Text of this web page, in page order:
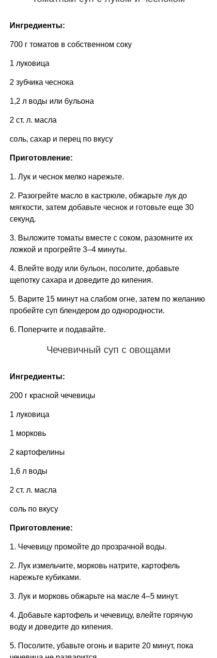
Ингредиенты:
700 г томатов в собственном соку
1 луковица
2 зубчика чеснока
1,2 л воды или бульона
2 ст. л. масла
соль, сахар и перец по вкусу
Приготовление:
1. Лук и чеснок мелко нарежьте.
2. Разогрейте масло в кастрюле, обжарьте лук до
мягкости, затем добавьте чеснок и готовьте еще 30
секунд.
3. Выложите томаты вместе с соком, разомните их
ложкой и прогрейте 3–4 минуты.
4. Влейте воду или бульон, посолите, добавьте
щепотку сахара и доведите до кипения.
5. Варите 15 минут на слабом огне, затем по желанию
пробейте суп блендером до однородности.
6. Поперчите и подавайте.
Чечевичный суп с овощами
Ингредиенты:
200 г красной чечевицы
1 луковица
1 морковь
2 картофелины
1,6 л воды
2 ст. л. масла
соль по вкусу
Приготовление:
1. Чечевицу промойте до прозрачной воды.
2. Лук измельчите, морковь натрите, картофель
нарежьте кубиками.
3. Лук и морковь обжарьте на масле 4–5 минут.
4. Добавьте картофель и чечевицу, влейте горячую
воду и доведите до кипения.
5. Посолите, убавьте огонь и варите 20 минут, пока